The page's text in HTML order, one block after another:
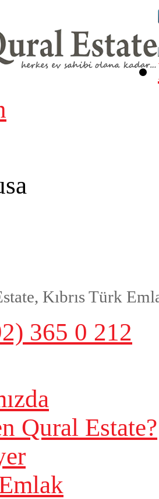
Kıbrıs Türk
365 0 212
Qural Estate?